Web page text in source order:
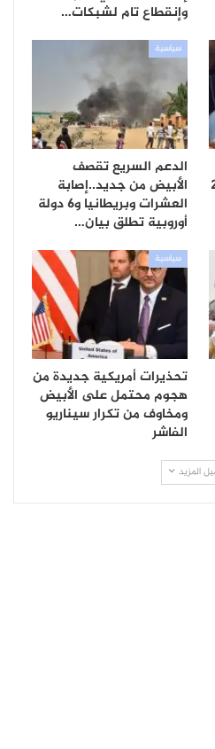
وإنقطاع تام لشبكات…
20
سياسية
الدعم السريع تقصف
الأبيض من جديد..إصابة
العشرات وبريطانيا و6 دولة
أوروبية تطلق بيان…
سياسية
تحذيرات أمريكية جديدة من
هجوم محتمل على الأبيض
ومخاوف من تكرار سيناريو
الفاشر
المزيد